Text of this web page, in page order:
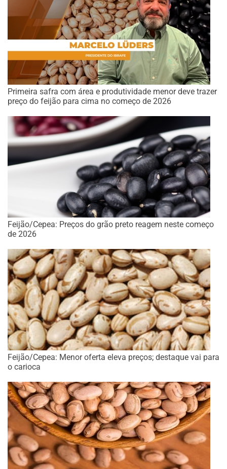
Primeira safra com área e produtividade menor deve trazer
preço do feijão para cima no começo de 2026
Feijão/Cepea: Preços do grão preto reagem neste começo
de 2026
Feijão/Cepea: Menor oferta eleva preços; destaque vai para
o carioca